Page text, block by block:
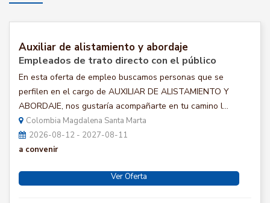
Auxiliar de alistamiento y abordaje
Empleados de trato directo con el público
En esta oferta de empleo buscamos personas que se
perfilen en el cargo de AUXILIAR DE ALISTAMIENTO Y
ABORDAJE, nos gustaría acompañarte en tu camino l...
Colombia Magdalena Santa Marta
2026-08-12 - 2027-08-11
a convenir
Ver Oferta